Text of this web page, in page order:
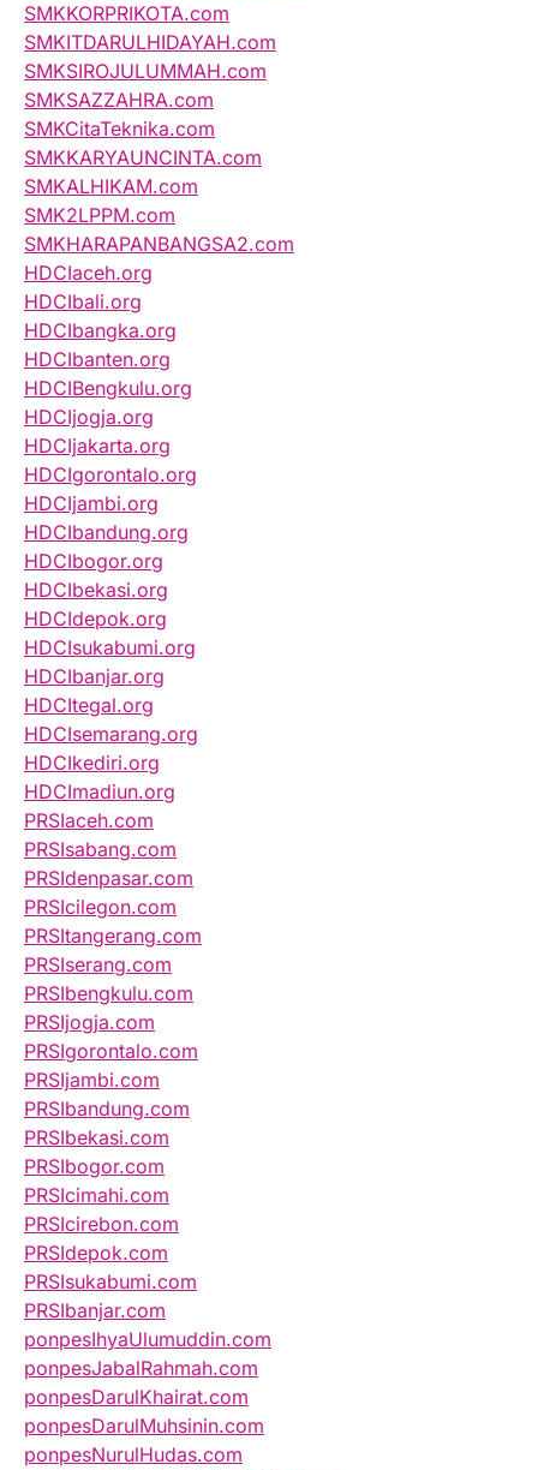
SMKKORPRIKOTA.com
SMKITDARULHIDAYAH.com
SMKSIROJULUMMAH.com
SMKSAZZAHRA.com
SMKCitaTeknika.com
SMKKARYAUNCINTA.com
SMKALHIKAM.com
SMK2LPPM.com
SMKHARAPANBANGSA2.com
HDCIaceh.org
HDCIbali.org
HDCIbangka.org
HDCIbanten.org
HDCIBengkulu.org
HDCIjogja.org
HDCIjakarta.org
HDCIgorontalo.org
HDCIjambi.org
HDCIbandung.org
HDCIbogor.org
HDCIbekasi.org
HDCIdepok.org
HDCIsukabumi.org
HDCIbanjar.org
HDCItegal.org
HDCIsemarang.org
HDCIkediri.org
HDCImadiun.org
PRSIaceh.com
PRSIsabang.com
PRSIdenpasar.com
PRSIcilegon.com
PRSItangerang.com
PRSIserang.com
PRSIbengkulu.com
PRSIjogja.com
PRSIgorontalo.com
PRSIjambi.com
PRSIbandung.com
PRSIbekasi.com
PRSIbogor.com
PRSIcimahi.com
PRSIcirebon.com
PRSIdepok.com
PRSIsukabumi.com
PRSIbanjar.com
ponpesIhyaUlumuddin.com
ponpesJabalRahmah.com
ponpesDarulKhairat.com
ponpesDarulMuhsinin.com
ponpesNurulHudas.com